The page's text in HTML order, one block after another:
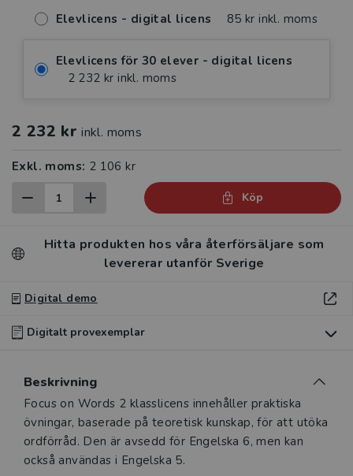
Elevlicens - digital licens 85 kr inkl. moms
Elevlicens för 30 elever - digital licens
2 232 kr inkl. moms
2 232 kr inkl. moms
Exkl. moms: 2 106 kr
Köp
Hitta produkten hos våra återförsäljare som
levererar utanför Sverige
Digital demo
Digitalt provexemplar
digitalt provexemplar av den här produkten.
Ett digitalt provexemplar ger dig tillgång till det digitala
läromedlet där den digitala boken ingår under tre
månader. Observera att erbjudandet endast gäller
Beskrivning
Beskrivning
Focus on Words 2 klasslicens innehåller praktiska
övningar, baserade på teoretisk kunskap, för att utöka
ordförråd. Den är avsedd för Engelska 6, men kan
också användas i Engelska 5.